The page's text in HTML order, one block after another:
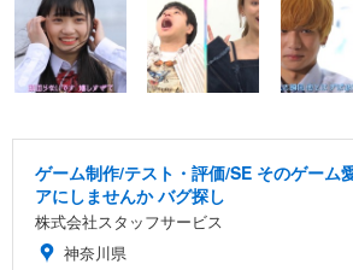
ゲーム制作/テスト・評価/SE そのゲーム
アにしませんか バグ探し
株式会社スタッフサービス
神奈川県